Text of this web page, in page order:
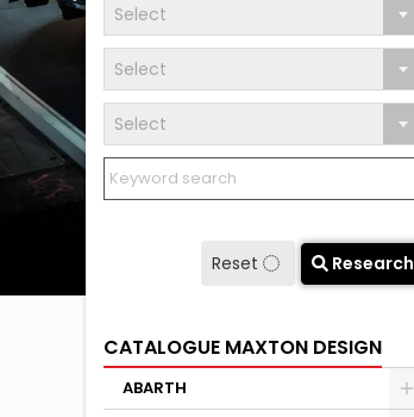
Select
Select
Select
Reset Research
CATALOGUE MAXTON DESIGN
ABARTH